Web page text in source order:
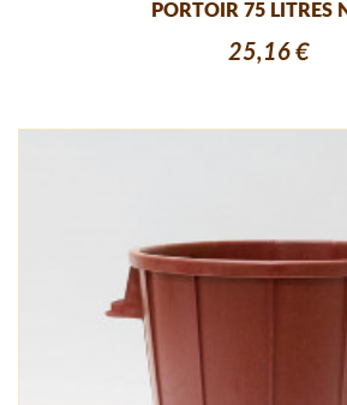
PORTOIR 75 LITRES
25,16 €